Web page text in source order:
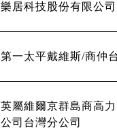
樂居科技股份有限公司
第一太平戴維斯/商仲
英屬維爾京群島商高
公司台灣分公司